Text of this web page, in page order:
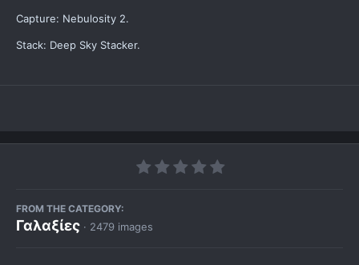
Capture: Nebulosity 2.
Stack: Deep Sky Stacker.
FROM THE CATEGORY:
Γαλαξίες · 2479 images